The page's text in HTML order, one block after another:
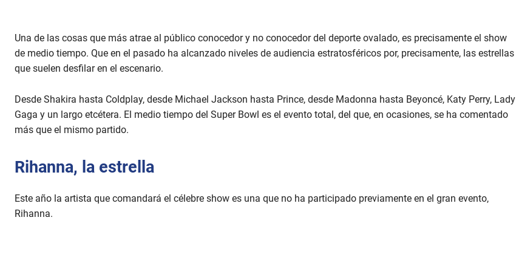
Una de las cosas que más atrae al público conocedor y no conocedor del deporte ovalado, es precisamente el show
de medio tiempo. Que en el pasado ha alcanzado niveles de audiencia estratosféricos por, precisamente, las estrellas
que suelen desfilar en el escenario.
Desde Shakira hasta Coldplay, desde Michael Jackson hasta Prince, desde Madonna hasta Beyoncé, Katy Perry, Lady
Gaga y un largo etcétera. El medio tiempo del Super Bowl es el evento total, del que, en ocasiones, se ha comentado
más que el mismo partido.
Rihanna, la estrella
Este año la artista que comandará el célebre show es una que no ha participado previamente en el gran evento,
Rihanna.